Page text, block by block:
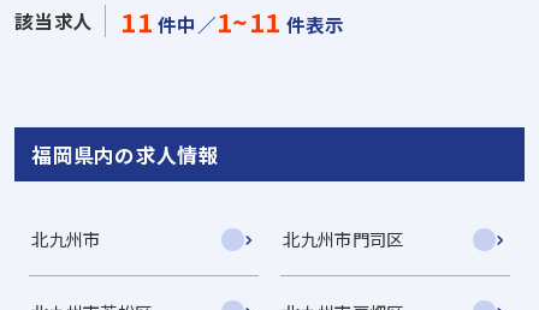
該当求人 11 件中／1~11 件表示
福岡県内の求人情報
北九州市 北九州市門司区